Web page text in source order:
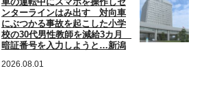
ンターラインはみ出す 対向車
にぶつかる事故を起こした小学
校の30代男性教師を減給3カ月
暗証番号を入力しようと…新潟
2026.08.01